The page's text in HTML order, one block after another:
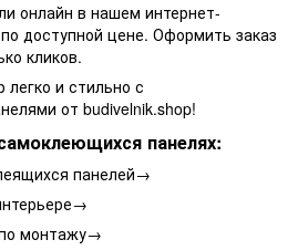
онлайн в нашем интернет-
доступной цене. Оформить заказ
кликов.
легко и стильно с
от budivelnik.shop!
панелях:
панелей→
монтажу→